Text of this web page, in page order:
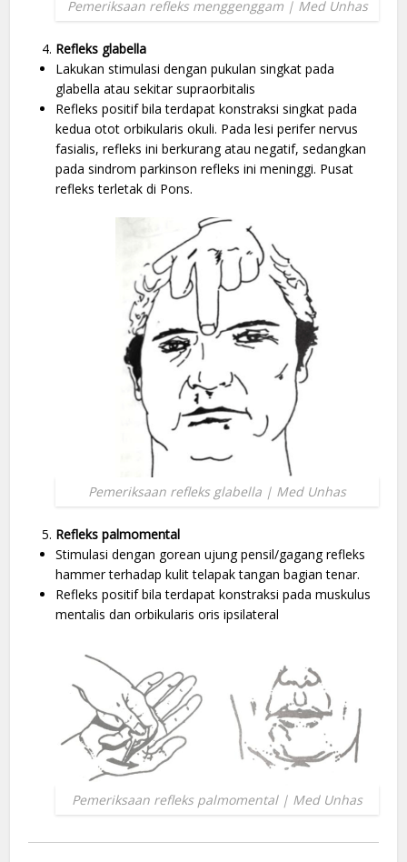
Pemeriksaan refleks menggenggam | Med Unhas
Refleks glabella
Lakukan stimulasi dengan pukulan singkat pada
glabella atau sekitar supraorbitalis
Refleks positif bila terdapat konstraksi singkat pada
kedua otot orbikularis okuli. Pada lesi perifer nervus
fasialis, refleks ini berkurang atau negatif, sedangkan
pada sindrom parkinson refleks ini meninggi. Pusat
refleks terletak di Pons.
Pemeriksaan refleks glabella | Med Unhas
Refleks palmomental
Stimulasi dengan gorean ujung pensil/gagang refleks
hammer terhadap kulit telapak tangan bagian tenar.
Refleks positif bila terdapat konstraksi pada muskulus
mentalis dan orbikularis oris ipsilateral
Pemeriksaan refleks palmomental | Med Unhas